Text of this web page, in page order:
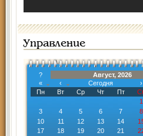
Управление
?
Август, 2026
«
‹ Сегодня ›
Пн
Вт Ср Чт Пт
1
3
4 5 6 7 8
10
11 12 13 14
17
18 19 20 21